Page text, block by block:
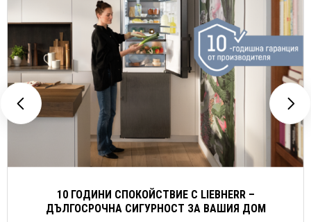
10 ГОДИНИ СПОКОЙСТВИЕ С LIEBHERR –
ДЪЛГОСРОЧНА СИГУРНОСТ ЗА ВАШИЯ ДОМ